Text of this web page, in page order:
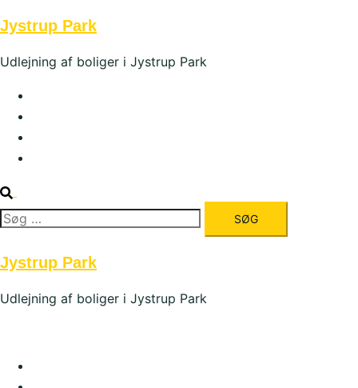
to
Jystrup Park
Udlejning af boliger i Jystrup Park
Søg
Jystrup Park
Udlejning af boliger i Jystrup Park